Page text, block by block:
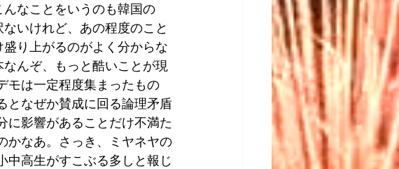
んなことをいうのも韓国の
いけれど、あの程度のこと
盛り上がるのがよく分からな
なんぞ、もっと酷いことが現
モは一定程度集まったもの
となぜか賛成に回る論理矛盾
に影響があることだけ不満た
かなあ。さっき、ミヤネヤの
中高生がすこぶる多しと報じ